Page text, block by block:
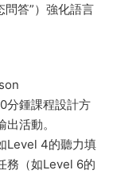
答”）強化語言
分鍾課程設計方
活動。
Level 4的聽力填
務（如Level 6的